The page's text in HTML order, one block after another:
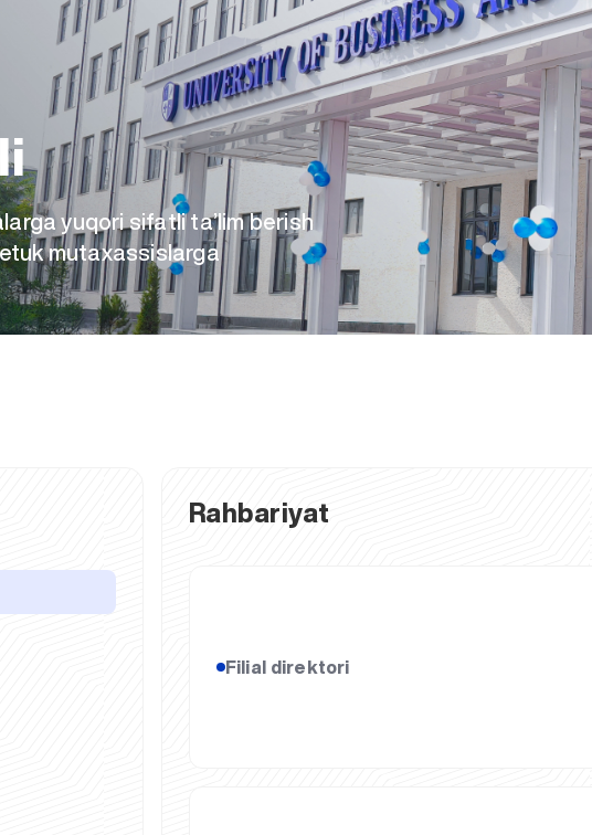
yuqori sifatli ta’lim berish
mutaxassislarga
Rahbariyat
Filial direktori